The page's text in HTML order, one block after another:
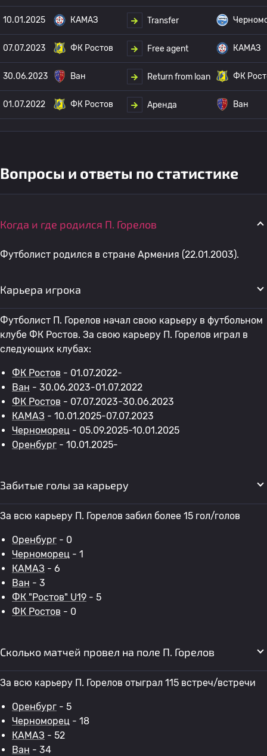
10.01.2025 КАМАЗ Transfer
07.07.2023 ФК Ростов Free agent КАМАЗ
30.06.2023 Ван Return from loan ФК
01.07.2022 ФК Ростов Аренда Ван
Вопросы и ответы по статистике
Когда и где родился П. Горелов
Футболист родился в стране Армения (22.01.2003).
Карьера игрока
Футболист П. Горелов начал свою карьеру в футбольном
клубе ФК Ростов. За свою карьеру П. Горелов играл в
следующих клубах:
ФК Ростов - 01.07.2022-
Ван - 30.06.2023-01.07.2022
ФК Ростов - 07.07.2023-30.06.2023
КАМАЗ - 10.01.2025-07.07.2023
Черноморец - 05.09.2025-10.01.2025
Оренбург - 10.01.2025-
Забитые голы за карьеру
За всю карьеру П. Горелов забил более 15 гол/голов
Оренбург - 0
Черноморец - 1
КАМАЗ - 6
Ван - 3
ФК "Ростов" U19 - 5
ФК Ростов - 0
Сколько матчей провел на поле П. Горелов
За всю карьеру П. Горелов отыграл 115 встреч/встречи
Оренбург - 5
Черноморец - 18
КАМАЗ - 52
Ван - 34